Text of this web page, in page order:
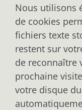
Nous utilisons
de cookies
fichiers texte
restent sur
de reconnaître
prochaine
votre disque